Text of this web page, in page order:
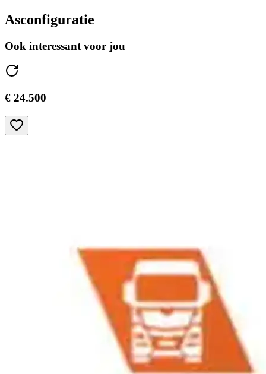
Asconfiguratie
Ook interessant voor jou
€ 24.500